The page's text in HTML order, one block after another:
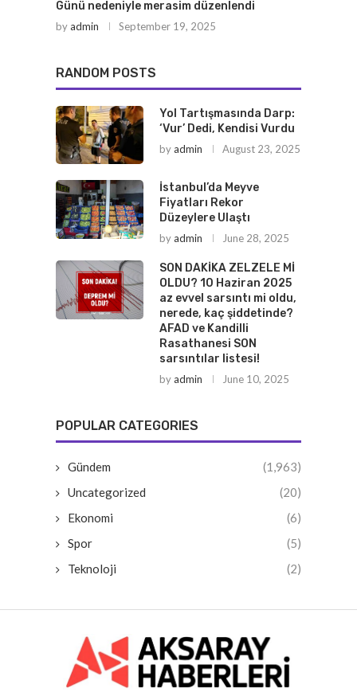
Günü nedeniyle merasim düzenlendi
byadmin September 19, 2025
RANDOM POSTS
Yol Tartışmasında Darp:
‘Vur’ Dedi, Kendisi Vurdu
byadmin August 23, 2025
İstanbul’da Meyve
Fiyatları Rekor
Düzeylere Ulaştı
byadmin June 28, 2025
SON DAKİKA ZELZELE Mİ
OLDU? 10 Haziran 2025
az evvel sarsıntı mi oldu,
nerede, kaç şiddetinde?
AFAD ve Kandilli
Rasathanesi SON
sarsıntılar listesi!
byadmin June 10, 2025
POPULAR CATEGORIES
Gündem
(1,963)
Uncategorized
(20)
Ekonomi
(6)
Spor
(5)
Teknoloji
(2)